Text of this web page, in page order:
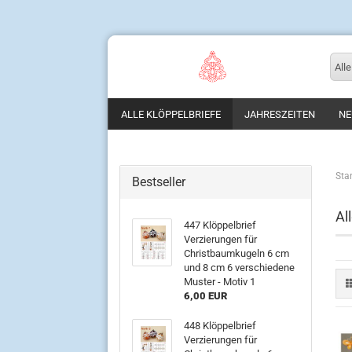
Alle
ALLE KLÖPPELBRIEFE JAHRESZEITEN
Bestseller
447 Klöppelbrief
Verzierungen für
Christbaumkugeln 6 cm
und 8 cm 6 verschiedene
Muster - Motiv 1
6,00 EUR
448 Klöppelbrief
Verzierungen für